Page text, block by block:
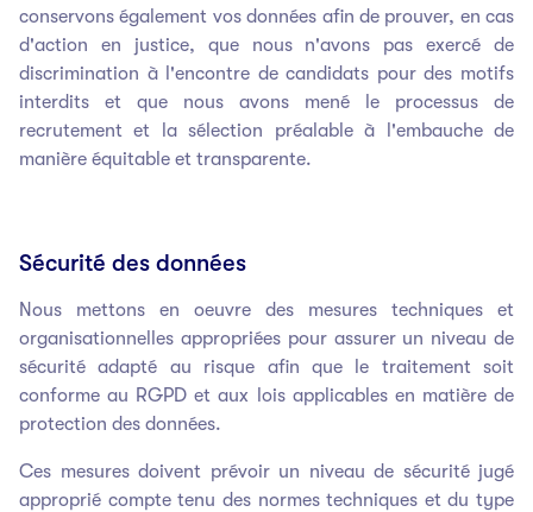
conservons également vos données afin de prouver, en cas
d'action en justice, que nous n'avons pas exercé de
discrimination à l'encontre de candidats pour des motifs
interdits et que nous avons mené le processus de
recrutement et la sélection préalable à l'embauche de
manière équitable et transparente.
Sécurité des données
Nous mettons en oeuvre des mesures techniques et
organisationnelles appropriées pour assurer un niveau de
sécurité adapté au risque afin que le traitement soit
conforme au RGPD et aux lois applicables en matière de
protection des données.
Ces mesures doivent prévoir un niveau de sécurité jugé
approprié compte tenu des normes techniques et du type